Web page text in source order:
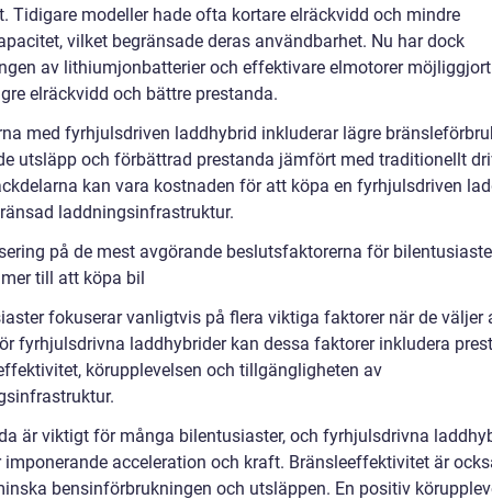
Tidigare modeller hade ofta kortare elräckvidd och mindre
vilket begränsade deras användbarhet. Nu har dock
av lithiumjonbatterier och effektivare elmotorer
elräckvidd och bättre prestanda.
med fyrhjulsdriven laddhybrid inkluderar lägre
utsläpp och förbättrad prestanda jämfört med traditionellt
kan vara kostnaden för att köpa en fyrhjulsdriven
laddningsinfrastruktur.
på de mest avgörande beslutsfaktorerna för
till att köpa bil
fokuserar vanligtvis på flera viktiga faktorer när de väljer
fyrhjulsdrivna laddhybrider kan dessa faktorer inkludera
körupplevelsen och tillgängligheten av
är viktigt för många bilentusiaster, och fyrhjulsdrivna
imponerande acceleration och kraft. Bränsleeffektivitet är
bensinförbrukningen och utsläppen. En positiv